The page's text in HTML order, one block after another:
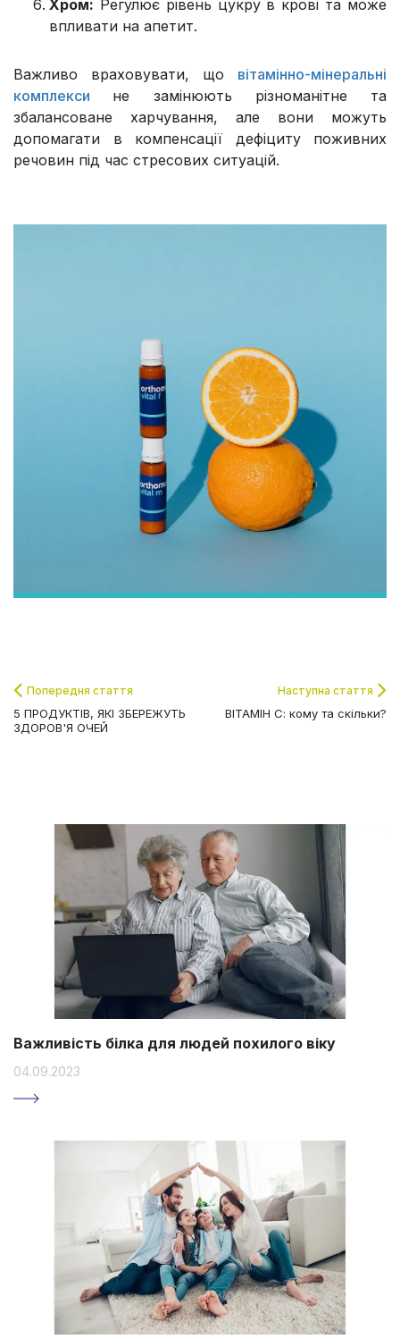
Важливість білка для людей похилого віку
04.09.2023
Хром: Регулює рівень цукру в крові та може
впливати на апетит.
Важливо враховувати, що вітамінно-мінеральні
комплекси не замінюють різноманітне та
збалансоване харчування, але вони можуть
допомагати в компенсації дефіциту поживних
речовин під час стресових ситуацій.
Попередня стаття
5 ПРОДУКТІВ, ЯКІ ЗБЕРЕЖУТЬ
ЗДОРОВ'Я ОЧЕЙ
Наступна стаття
ВІТАМІН С: кому та скільки?